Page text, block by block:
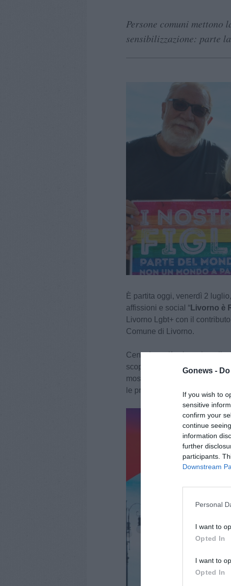
Gonews -
If you wish to
sensitive
confirm your
continue
information
further
participants.
Downstream
Personal
I want to
Opted In
I want to
Opted In
Persone comuni
sensibilizzazione: parte
È partita oggi, venerdì 2
affissioni e social “Livorno è
Livorno Lgbt+ con il
Comune di Livorno.
Cento i manifesti con i quali
scopo è quello, come
mostrarci a tutt* per quello
le proprie gambe a chi ne